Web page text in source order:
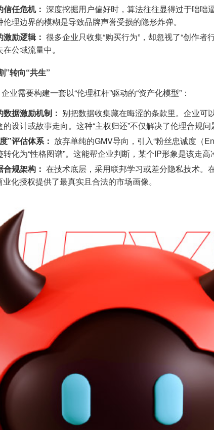
任危机： 深度挖掘用户偏好时，算法往往显得过于咄咄
理边界的模糊是导致品牌声誉受损的隐形炸弹。
励逻辑： 很多企业只收集“购买行为”，却忽视了“创作
公域流量中。
”转向“共生”
业需要构建一套以“伦理杠杆”驱动的“资产化模型”：
据激励机制： 别把数据收集藏在晦涩的条款里。企业可
设计或故事走向。这种“主权归还”不仅解决了伦理合规
”评估体系： 放弃单纯的GMV导向，引入“粉丝忠诚度（
化为“性格图谱”。这能帮企业判断，某个IP形象是该走
规架构： 在技术底层，采用联邦学习或差分隐私技术。
化授权提供了最真实且合法的市场画像。